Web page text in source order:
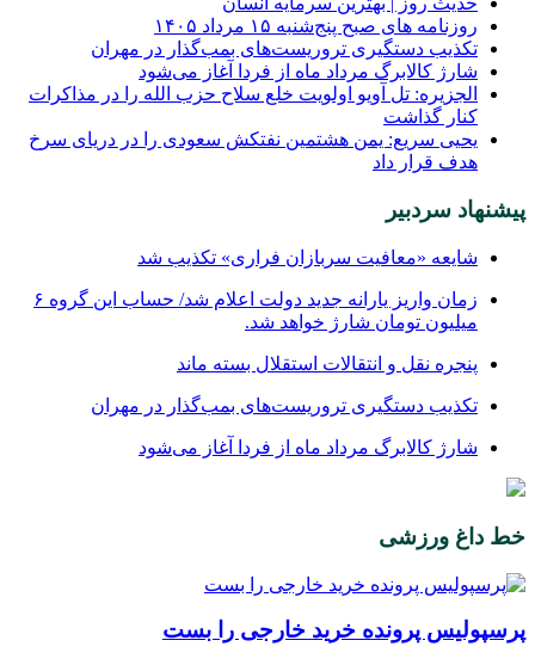
روزنامه‌ های صبح پنج‌شنبه ۱۵ مرداد ۱۴۰۵
تکذیب دستگیری تروریست‌های بمب‌گذار در مهران
شارژ کالابرگ مرداد ماه از فردا آغاز می‌شود
الجزیره: تل آویو اولویت خلع سلاح حزب الله را در مذاکرات
کنار گذاشت
یحیی سریع: یمن هشتمین نفتکش سعودی را در دریای سرخ
هدف قرار داد
پیشنهاد سردبیر
شایعه «معافیت سربازان فراری» تکذیب شد
زمان واریز یارانه جدید دولت اعلام شد/ حساب این گروه ۶
میلیون تومان شارژ خواهد شد.
پنجره‌ نقل و انتقالات استقلال بسته ماند
تکذیب دستگیری تروریست‌های بمب‌گذار در مهران
شارژ کالابرگ مرداد ماه از فردا آغاز می‌شود
خط داغ ورزشی
پرسپولیس پرونده خرید خارجی را بست